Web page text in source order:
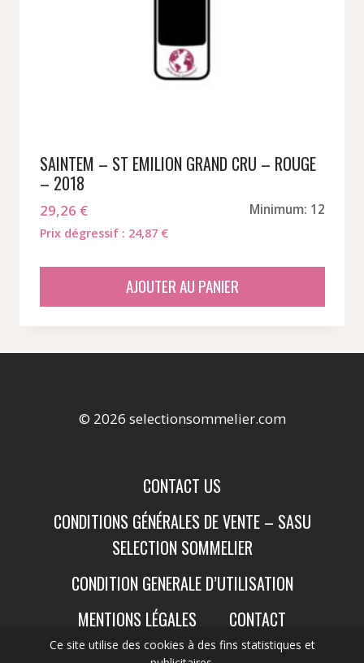
Ce site utilise des cookies à des fins statistiques et
SAINTEM – ST EMILION GRAND CRU – ROUGE
– 2018
29,26 € Minimum: 12
Prix dégressif : 24,87 €
AJOUTER AU PANIER
© 2026 selectionsommelier.com
CONTACT US
CONDITIONS GÉNÉRALES DE VENTE – SASU
SELECTION SOMMELIER
CONDITION GENERALE D’UTILISATION
MENTIONS LÉGALES
CONTACT